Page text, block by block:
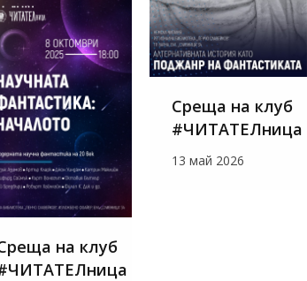
Среща на клуб
#ЧИТАТЕЛница
13 май 2026
на клуб